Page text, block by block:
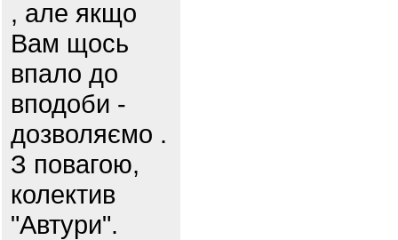
, але якщо
Вам щось
впало до
вподоби -
дозволяємо .
З повагою,
колектив
"Автури".